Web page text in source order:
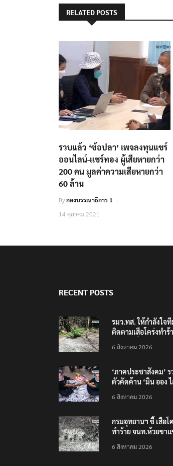
RELATED POSTS
รวบแล้ว ‘ซ้อปลา’ เพจลงทุนแชร์
ออนไลน์-แชร์ทอง ผู้เสียหายกว่า
200 คน มูลค่าความเสียหายกว่า
60 ล้าน
Byกองบรรณาธิการ 1
14 ตุลาคม 2021
RECENT POSTS
รมว.ทส. ให้กำลังใจ
ติดตามเสือโคร่งทำร้
6 สิงหาคม 2026
‘ภาคประชาสังคม’ ร
ตัวคัดค้าน ‘มิน ออง ไ
ต้อนรับอาชญากร’
6 สิงหาคม 2026
กรมอุทยานฯ ชี้ เสือโ
ทำร้าย จนท.ห้วยขาแ
บังเอิญ ไม่เข้าข่าย ‘เสื
6 สิงหาคม 2026